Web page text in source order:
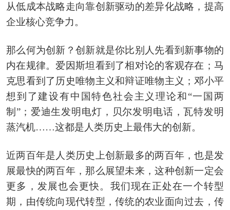
从低成本战略走向靠创新驱动的差异化战略，提高
企业核心竞争力。
那么何为创新？创新就是你比别人先看到新事物的
内在规律。爱因斯坦看到了相对论的客观存在；马
克思看到了历史唯物主义和辩证唯物主义；邓小平
想到了建设有中国特色社会主义理论和“一国两
制”；爱迪生发明电灯，贝尔发明电话，瓦特发明
蒸汽机……这都是人类历史上最伟大的创新。
近两百年是人类历史上创新最多的两百年，也是发
展最快的两百年，那么展望未来，这种创新一定会
更多，发展也会更快。我们现在正处在一个转型
期，由传统向现代转型，传统的农业面向过去，传